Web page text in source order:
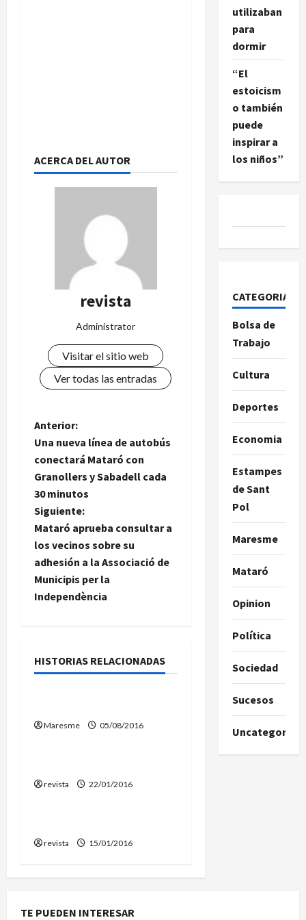
ACERCA DEL AUTOR
revista
Administrator
Visitar el sitio web
Ver todas las entradas
N
a
v
e
g
a
c
ó
d
e
t
Anterior:
Una nueva línea de autobús
conectará Mataró con
Granollers y Sabadell cada
30 minutos
Siguiente:
Mataró aprueba consultar a
los vecinos sobre su
adhesión a la Associació de
Municipis per la
Independència
HISTORIAS RELACIONADAS
Ripios
Maresme 05/08/2016
Ripios
revista 22/01/2016
Ripios
revista 15/01/2016
utilizaban
para
dormir
“El
estoicism
o también
puede
inspirar a
los niños”
CATEGORIAS
Bolsa de
Trabajo
Cultura
Deportes
Economia
Estampes
de Sant
Pol
Maresme
Mataró
Opinion
Política
Sociedad
Sucesos
Uncategorized
TE PUEDEN INTERESAR